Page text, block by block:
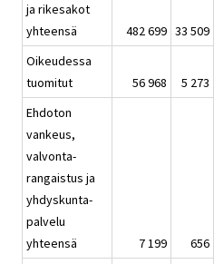
ja rikesakot
yhteensä
482 699 33 509
Oikeudessa
tuomitut
56 968 5 273
Ehdoton
vankeus,
valvonta-
rangaistus ja
yhdyskunta-
palvelu
yhteensä
7 199 656